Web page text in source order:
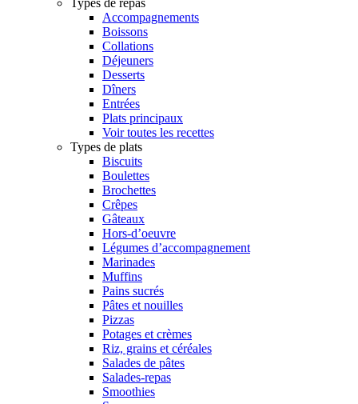
Types de repas
Accompagnements
Boissons
Collations
Déjeuners
Desserts
Dîners
Entrées
Plats principaux
Voir toutes les recettes
Types de plats
Biscuits
Boulettes
Brochettes
Crêpes
Gâteaux
Hors-d’oeuvre
Légumes d’accompagnement
Marinades
Muffins
Pains sucrés
Pâtes et nouilles
Pizzas
Potages et crèmes
Riz, grains et céréales
Salades de pâtes
Salades-repas
Smoothies